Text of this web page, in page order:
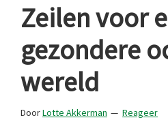
Zeilen voor
gezondere
wereld
DoorLotte Akkerman
Reageer